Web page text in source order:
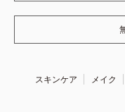
スキンケア メイク